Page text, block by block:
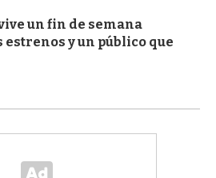
un fin de semana
y un público que